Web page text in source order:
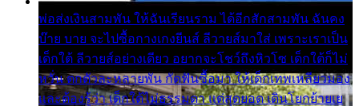
พ่อส่งเงินสามพัน ให้ฉันเรียนราม ได้อีกสักสามพัน ฉันคง
บ๊าย บาย จะไปซื้อกางเกงยีนส์ ลีวายส์มาใส่ เพราะเราเป็น
เด็กใต้ ลีวายส์อย่างเดียว อยากจะโชว์ถึงหิวโซ เด็กใต้ก็ไม่
หวั่น ตกตัวละหลายพัน กัดฟันซื้อมา ให้เด็กเทพเหลียวมอง
และต้องรู้ว่า เด็กใต้ไม่ธรรมดา แต่สุดยอด เดินโยกย้ายเย